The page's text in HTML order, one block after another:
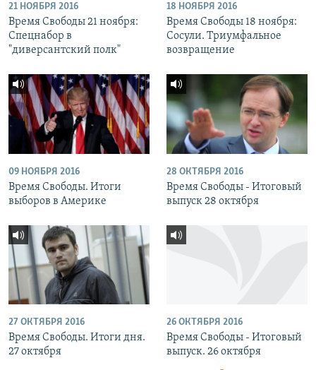
21 НОЯБРЯ 2016
Время Свободы 21 ноября:
Спецнабор в
"диверсантский полк"
18 НОЯБРЯ 2016
Время Свободы 18 ноября:
Сосули. Триумфальное
возвращение
09 НОЯБРЯ 2016
Время Свободы. Итоги
выборов в Америке
28 ОКТЯБРЯ 2016
Время Свободы - Итоговый
выпуск 28 октября
27 ОКТЯБРЯ 2016
Время Свободы. Итоги дня.
27 октября
26 ОКТЯБРЯ 2016
Время Свободы - Итоговый
выпуск. 26 октября